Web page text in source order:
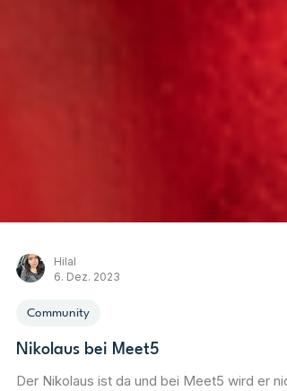
6. Dez. 2023
Community
Nikolaus bei Meet5